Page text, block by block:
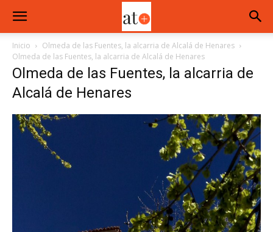
Inicio
Olmeda de las Fuentes, la alcarria de Alcalá de Henares
Olmeda de las Fuentes, la alcarria de Alcalá de Henares
Olmeda de las Fuentes, la alcarria de
Alcalá de Henares